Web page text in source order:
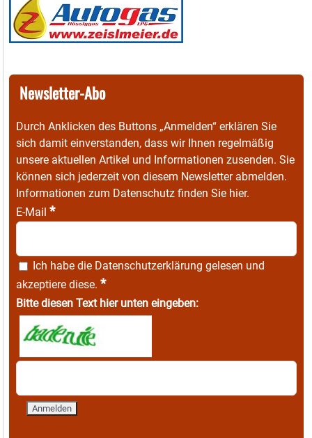
Newsletter-Abo
Durch Anklicken des Buttons „Anmelden“ erklären Sie
sich damit einverstanden, dass wir Ihnen regelmäßig
unsere aktuellen Artikel und Informationen zusenden. Sie
können sich jederzeit von diesem Newsletter abmelden.
Informationen zum Datenschutz finden Sie hier.
E-Mail *
Ich habe die Datenschutzerklärung gelesen und
akzeptiere diese. *
Bitte diesen Text hier unten eingeben: